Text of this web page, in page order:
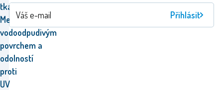
tkaniny (PP
Mesh) s
vodoodpudivým
povrchem a
odolností
proti
UV
Přihlásit